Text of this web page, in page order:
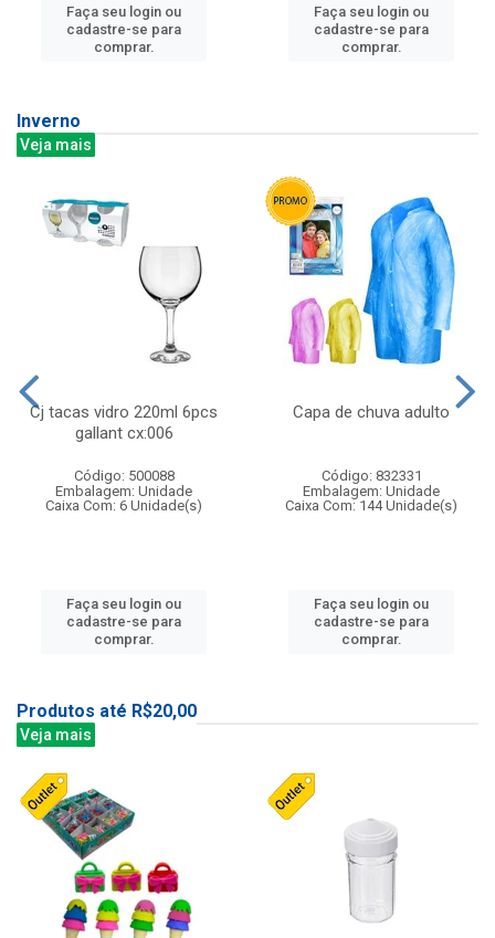
Faça seu login ou
cadastre-se para
comprar.
Faça seu login ou
cadastre-se para
comprar.
Inverno
Veja mais
Cj tacas vidro 220ml 6pcs
gallant cx:006
Código: 500088
Embalagem: Unidade
Caixa Com: 6 Unidade(s)
Faça seu login ou
cadastre-se para
comprar.
Capa de chuva adulto
Código: 832331
Embalagem: Unidade
Caixa Com: 144 Unidade(s)
Faça seu login ou
cadastre-se para
comprar.
Produtos até R$20,00
Veja mais